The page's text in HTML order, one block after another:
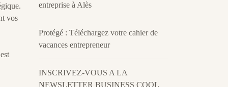
vos
entreprise à Alès
Protégé : Téléchargez votre cahier de
vacances entrepreneur
INSCRIVEZ-VOUS A LA
NEWSLETTER BUSINESS COOL